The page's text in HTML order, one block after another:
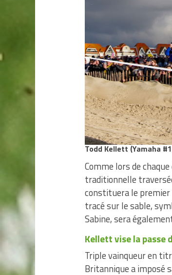
Todd Kellett (Yamaha
Comme lors de
traditionnelle
constituera le premier
tracé sur le sable,
Sabine, sera
Kellett vise la passe
Triple vainqueur en
Britannique a imposé